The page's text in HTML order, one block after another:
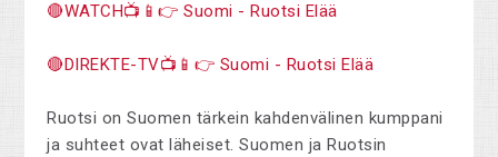
🔴WATCH📺📱👉 Suomi - Ruotsi Elää
🔴DIREKTE-TV📺📱👉 Suomi - Ruotsi Elää
Ruotsi on Suomen tärkein kahdenvälinen kumppani
ja suhteet ovat läheiset. Suomen ja Ruotsin